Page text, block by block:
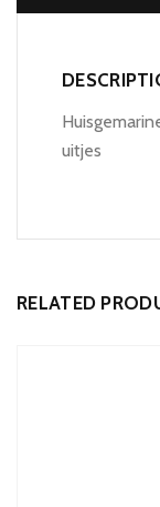
uitjes
RELATED